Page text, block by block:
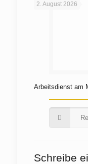
2. August 2026
Arbeitsdienst am
Schreibe